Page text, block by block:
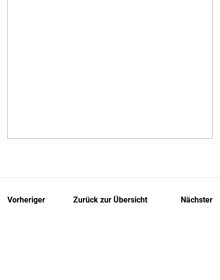
Vorheriger Zurück zur Übersicht Nächster